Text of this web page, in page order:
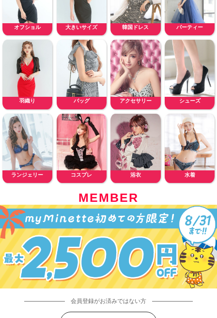
オフショル 大きいサイズ 韓国ドレス パーティー
羽織り バッグ アクセサリー シューズ
ランジェリー コスプレ 浴衣 水着
MEMBER
会員登録がお済みではない方